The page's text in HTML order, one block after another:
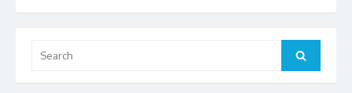
for:
Search